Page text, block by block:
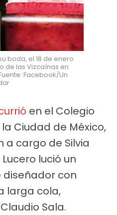
boda, el 18 de enero
de las Vizcaínas en
Facebook/Un
en el Colegio
Ciudad de México,
a cargo de Silvia
lució un
con
larga cola,
Sala.